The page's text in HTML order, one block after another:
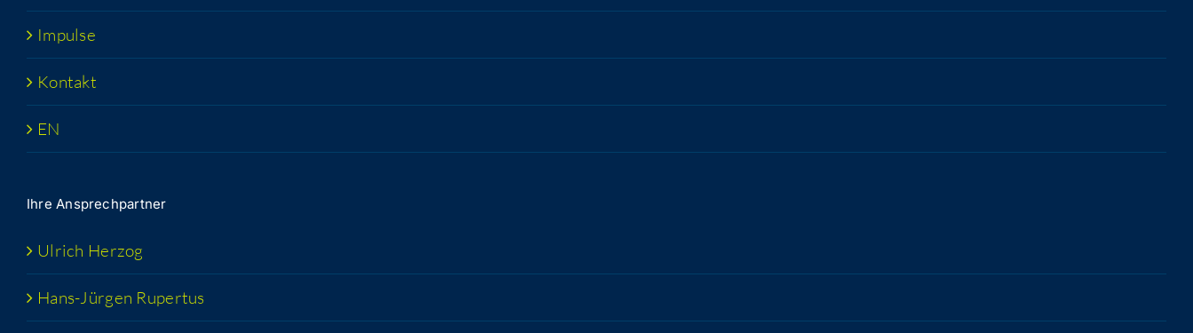
Impul­se
Kon­takt
EN
Ihre Ansprech­part­ner
Ulrich Her­zog
Hans-Jür­­gen Rupertus